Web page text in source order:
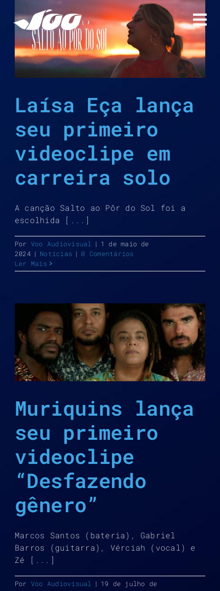
para
conteúdo
Laísa Eça lança
seu primeiro
videoclipe em
carreira solo
A canção Salto ao Pôr do Sol foi a
escolhida [...]
Por Voo Audiovisual | 1 de maio de
2024 | Notícias | 0 Comentários
Ler Mais
Muriquins lança
seu primeiro
videoclipe
“Desfazendo
gênero”
Marcos Santos (bateria), Gabriel
Barros (guitarra), Vérciah (vocal) e
Zé [...]
Por Voo Audiovisual | 19 de julho de